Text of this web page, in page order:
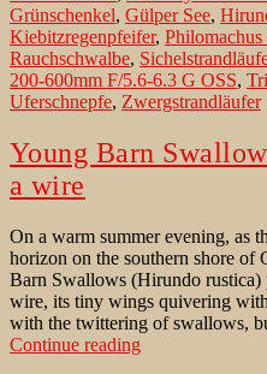
Grünschenkel, Gülper See,
Kiebitzregenpfeifer,
Rauchschwalbe,
200-600mm F/5.6-6.3 G OSS,
Uferschnepfe, Zwergstrandläufer
Young Barn
a wire
On a warm summer evening, as
horizon on the southern shore of
Barn Swallows (Hirundo rustica)
wire, its tiny wings quivering
with the twittering of swallows,
Continue readingYoung